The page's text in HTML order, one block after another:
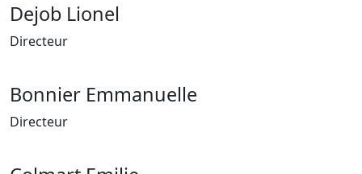
Dejob Lionel
Directeur
Bonnier Emmanuelle
Directeur